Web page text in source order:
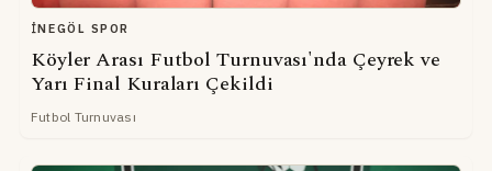
İNEGÖL SPOR
Köyler Arası Futbol Turnuvası'nda Çeyrek ve
Yarı Final Kuraları Çekildi
Futbol Turnuvası